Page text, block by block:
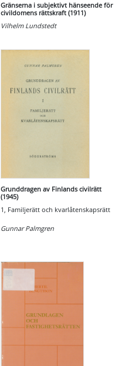
Gränserna i subjektivt hänseende för
civildomens rättskraft (1911)
Vilhelm Lundstedt
Grunddragen av Finlands civilrätt
(1945)
1, Familjerätt och kvarlåtenskapsrätt
Gunnar Palmgren